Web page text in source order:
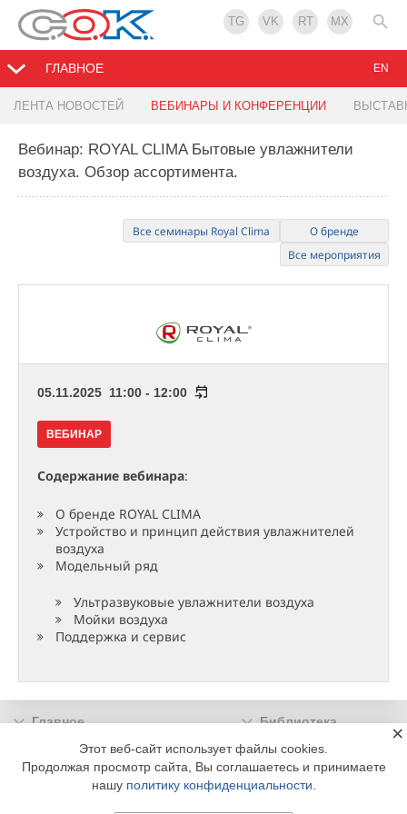
TG VK RT MX
ГЛАВНОЕ
ЛЕНТА НОВОСТЕЙ ВЕБИНАРЫ И КОНФЕРЕНЦИИ
EN
Вебинар: ROYAL CLIMA Бытовые увлажнители
воздуха. Обзор ассортимента.
Все семинары Royal Clima
О бренде
Все мероприятия
05.11.2025 11:00 - 12:00
ВЕБИНАР
Содержание вебинара:
О бренде ROYAL CLIMA
Устройство и принцип действия увлажнителей
воздуха
Модельный ряд
Ультразвуковые увлажнители воздуха
Мойки воздуха
Поддержка и сервис
Главное
Библиотека
Подписка
Реклама
Информация
© 2002 - 2026 OOO Издательский дом «МЕДИА ТЕХНОЛОДЖИ» +7 (495) 665-00-
Этот веб-сайт использует файлы cookies.
Продолжая просмотр сайта, Вы соглашаетесь и принимаете
нашу политику конфиденциальности
×